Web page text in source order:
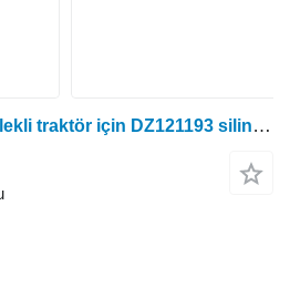
John Deere 6090 tekerlekli traktör için DZ121193 silindir bloğu